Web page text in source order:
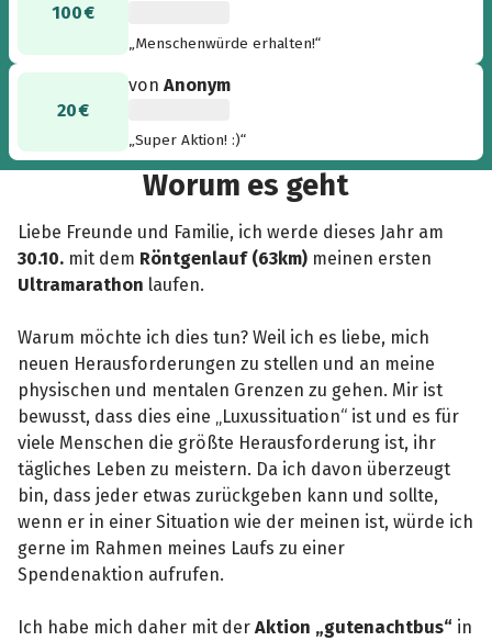
100 €
„Menschenwürde erhalten!“
20 €
vonAnonym
„Super Aktion! :)“
Worum es geht
Liebe Freunde und Familie, ich werde dieses Jahr am
30.10. mit dem Röntgenlauf (63km) meinen ersten
Ultramarathon laufen.
Warum möchte ich dies tun? Weil ich es liebe, mich
neuen Herausforderungen zu stellen und an meine
physischen und mentalen Grenzen zu gehen. Mir ist
bewusst, dass dies eine „Luxussituation“ ist und es für
viele Menschen die größte Herausforderung ist, ihr
tägliches Leben zu meistern. Da ich davon überzeugt
bin, dass jeder etwas zurückgeben kann und sollte,
wenn er in einer Situation wie der meinen ist, würde ich
gerne im Rahmen meines Laufs zu einer
Spendenaktion aufrufen.
Ich habe mich daher mit derAktion „gutenachtbus“ in